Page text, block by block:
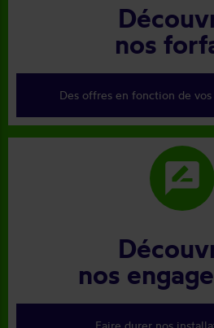
nos
Des offres en fonction de vos
rate_review
nos
Faire durer nos